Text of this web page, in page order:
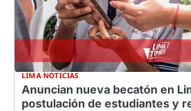
LIMA NOTICIAS
Anuncian nueva becatón en
postulación de estudiantes y